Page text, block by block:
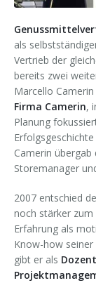
als
Vertrieb der
bereits zwei
Marcello
Firma Camerin,
Planung
Camerin
Storemanager
2007 entschied
noch stärker zum
Erfahrung als
Know-how
gibt er als